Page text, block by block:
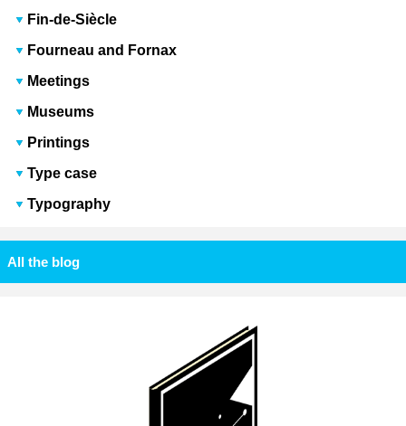
Fin-de-Siècle
Fourneau and Fornax
Meetings
Museums
Printings
Type case
Typography
All the blog